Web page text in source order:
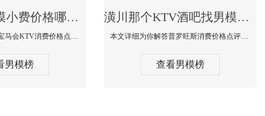
潢川KTV男模小费价格哪家便宜-宝马会KTV消费口碑点评
本文详细为你解答宝马会KTV消费价格点评，更多关于KTV男模小费价格哪家便宜免费咨询150 99997335微信同步！
男模榜
潢川那个KTV酒吧找男模帅哥男妓多-普罗旺斯KTV真实口碑点评
本文详细为你解答普罗旺斯消费价格点评，更多关于那个KTV酒吧找男模帅哥最多免费咨询150 99997335微信同步！
查看男模榜